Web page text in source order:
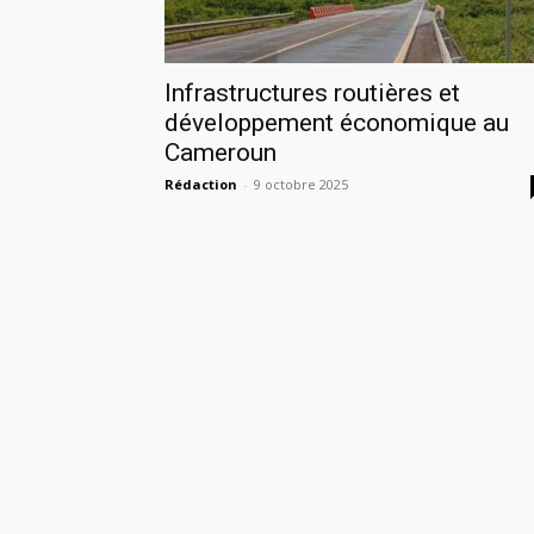
Infrastructures routières et
développement économique au
Cameroun
Rédaction - 9 octobre 2025